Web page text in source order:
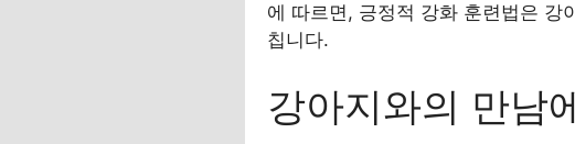
에 따르면, 긍정적 강화 훈련법은 강
칩니다.
강아지와의 만남